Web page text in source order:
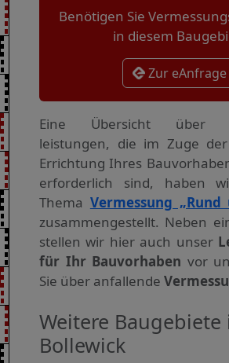
Benötigen Sie
in diesem
Zur eAnfrage
Eine Übersicht über
leistungen, die im Zuge
Errichtung Ihres
erforderlich sind, haben
Thema Vermessung
zusammengestellt. Neben
stellen wir hier auch unser
für Ihr Bauvorhaben vor
Sie über anfallende
Weitere Baugebiete
Bollewick